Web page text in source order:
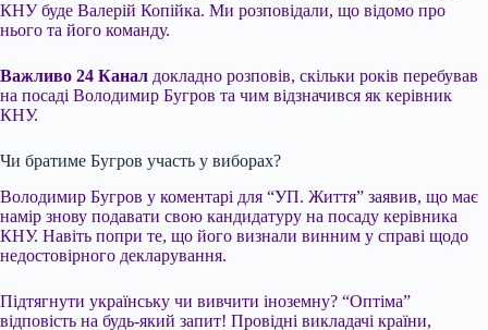
КНУ буде Валерій Копійка. Ми розповідали, що відомо про
нього та його команду.
Важливо 24 Канал докладно розповів, скільки років перебував
на посаді Володимир Бугров та чим відзначився як керівник
КНУ.
Чи братиме Бугров участь у виборах?
Володимир Бугров у коментарі для “УП. Життя” заявив, що має
намір знову подавати свою кандидатуру на посаду керівника
КНУ. Навіть попри те, що його визнали винним у справі щодо
недостовірного декларування.
Підтягнути українську чи вивчити іноземну? “Оптіма”
відповість на будь-який запит! Провідні викладачі країни,